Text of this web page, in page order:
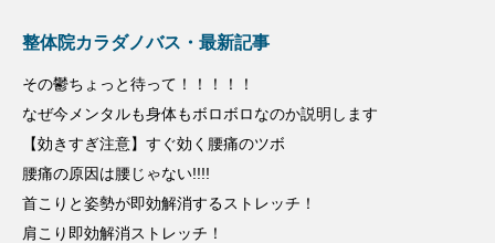
整体院カラダノバス・最新記事
その鬱ちょっと待って！！！！！
なぜ今メンタルも身体もボロボロなのか説明します
【効きすぎ注意】すぐ効く腰痛のツボ
腰痛の原因は腰じゃない!!!!
首こりと姿勢が即効解消するストレッチ！
肩こり即効解消ストレッチ！